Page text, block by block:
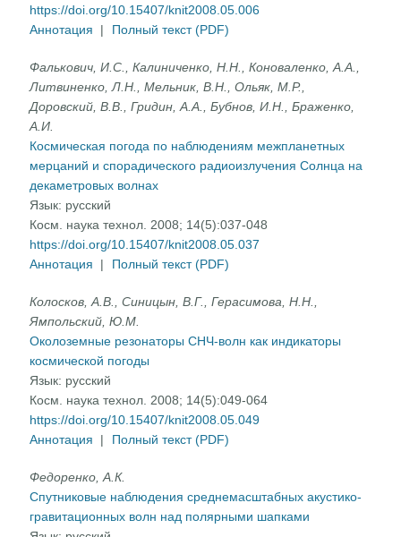
https://doi.org/10.15407/knit2008.05.006
Аннотация
| Полный текст (PDF)
Фалькович, И.С., Калиниченко, Н.Н., Коноваленко, А.А.,
Литвиненко, Л.Н., Мельник, В.Н., Ольяк, М.Р.,
Доровский, В.В., Гридин, А.А., Бубнов, И.Н., Браженко,
А.И.
Космическая погода по наблюдениям межпланетных
мерцаний и спорадического радиоизлучения Солнца на
декаметровых волнах
Язык: русский
Косм. наука технол. 2008; 14(5):037-048
https://doi.org/10.15407/knit2008.05.037
Аннотация
| Полный текст (PDF)
Колосков, А.В., Синицын, В.Г., Герасимова, Н.Н.,
Ямпольский, Ю.М.
Околоземные резонаторы СНЧ-волн как индикаторы
космической погоды
Язык: русский
Косм. наука технол. 2008; 14(5):049-064
https://doi.org/10.15407/knit2008.05.049
Аннотация
| Полный текст (PDF)
Федоренко, А.К.
Спутниковые наблюдения среднемасштабных акустико-
гравитационных волн над полярными шапками